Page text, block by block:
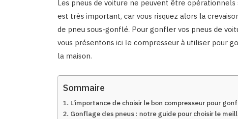
Les pneus de voiture ne peuvent être
est très important, car vous risquez alors la
de pneu sous-gonflé. Pour gonfler vos pneus de
vous présentons ici le compresseur à utiliser pour
la maison.
Sommaire
L’importance de choisir le bon compresseur pour
Gonflage des pneus : notre guide pour choisir le